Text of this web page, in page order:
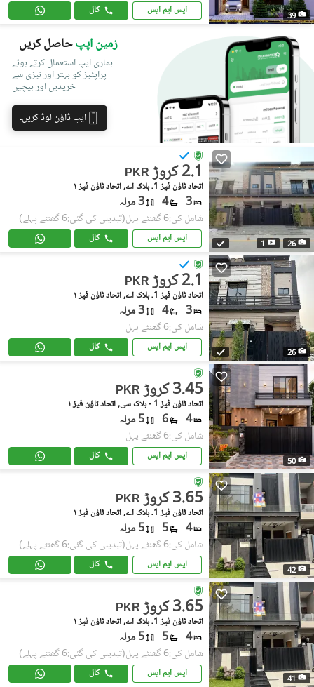
39 ایس ایم ایس کال
زمین اپپحاصل کریں
ہماری ایپ استعمال کرتے ہوئے
پراپٹیز کو بہتر اور تیزی سے
خریدیں اور بیچیں
ایپ ڈاؤن لوڈ کریں۔
26
1
PKR 2.1 کروڑ
اتحاد ٹاؤن فیز 1۔ بلاک اے, اتحاد ٹاؤن فیز ١
3
4 3 مرلہ
شامل کی:6 گھنٹے پہل (تبدیلی کی گئی:6 گھنٹے پہلے)
ایس ایم ایس کال
26
PKR 2.1 کروڑ
اتحاد ٹاؤن فیز 1۔ بلاک اے, اتحاد ٹاؤن فیز ١
3
4 3 مرلہ
شامل کی:6 گھنٹے پہل
ایس ایم ایس کال
50
PKR 3.45 کروڑ
اتحاد ٹاؤن فیز 1 - بلاک سی, اتحاد ٹاؤن فیز ١
4
6 5 مرلہ
شامل کی:6 گھنٹے پہل
ایس ایم ایس کال
42
PKR 3.65 کروڑ
اتحاد ٹاؤن فیز 1۔ بلاک اے, اتحاد ٹاؤن فیز ١
4
5 5 مرلہ
شامل کی:6 گھنٹے پہل (تبدیلی کی گئی:6 گھنٹے پہلے)
ایس ایم ایس کال
41
PKR 3.65 کروڑ
اتحاد ٹاؤن فیز 1۔ بلاک اے, اتحاد ٹاؤن فیز ١
4
5 5 مرلہ
شامل کی:6 گھنٹے پہل (تبدیلی کی گئی:6 گھنٹے پہلے)
ایس ایم ایس کال